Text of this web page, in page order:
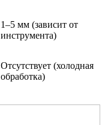
1–5 мм (зависит от
инструмента)
Отсутствует (холодная
обработка)